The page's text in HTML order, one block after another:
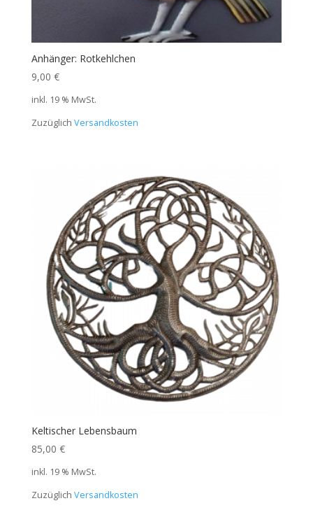
Anhänger: Rotkehlchen
9,00 €
inkl. 19 % MwSt.
Zuzüglich Versandkosten
Keltischer Lebensbaum
85,00 €
inkl. 19 % MwSt.
Zuzüglich Versandkosten